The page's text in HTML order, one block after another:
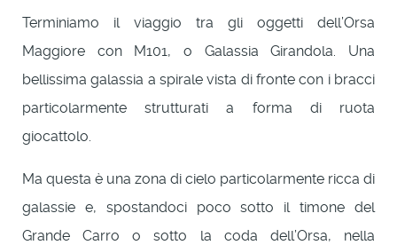
Terminiamo il viaggio tra gli oggetti dell’Orsa
Maggiore con M101, o Galassia Girandola. Una
bellissima galassia a spirale vista di fronte con i bracci
particolarmente strutturati a forma di ruota
giocattolo.
Ma questa è una zona di cielo particolarmente ricca di
galassie e, spostandoci poco sotto il timone del
Grande Carro o sotto la coda dell’Orsa, nella